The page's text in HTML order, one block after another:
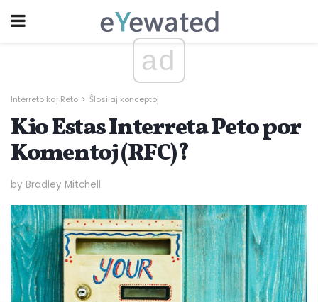
ad
Interreto kaj Reto Ŝlosilaj konceptoj
Kio Estas Interreta Peto por
Komentoj (RFC)?
by Bradley Mitchell